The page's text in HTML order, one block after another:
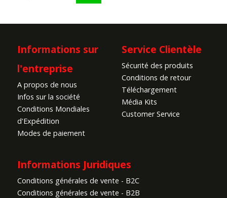
Informations sur
l'entreprise
A propos de nous
Infos sur la société
Conditions Mondiales
d'Expédition
Modes de paiement
Service Clientèle
Sécurité des produits
Conditions de retour
Téléchargement
Média Kits
Customer Service
Informations Juridiques
Conditions générales de vente - B2C
Conditions générales de vente - B2B